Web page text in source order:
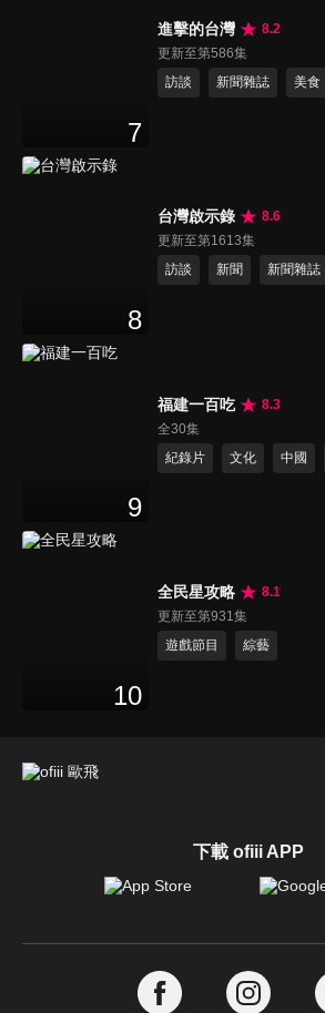
7
進擊的台灣
8.2
更新至第586集
訪談
新聞雜誌 美食
8
台灣啟示錄
8.6
更新至第1613集
訪談
新聞 新聞雜誌
9
福建一百吃
8.3
全30集
紀錄片
文化 中國
10
全民星攻略
8.1
更新至第931集
遊戲節目
綜藝
下載 ofiii APP